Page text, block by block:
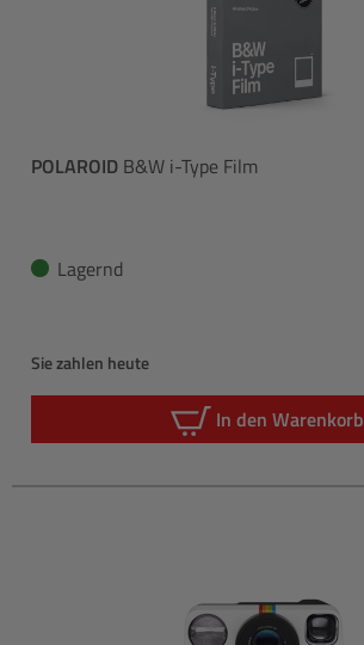
POLAROID B&W i-Type Film
Lagernd
Sie zahlen heute
In den Warenkorb